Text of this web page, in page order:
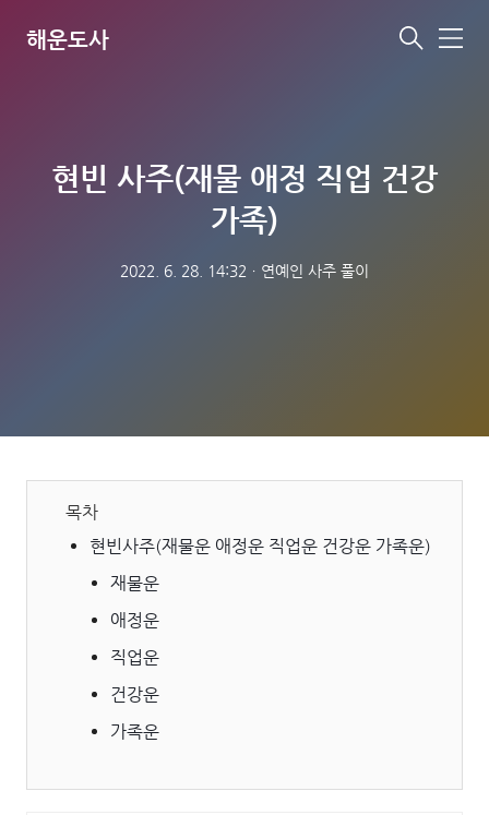
해운도사
메
현빈 사주(재물 애정 직업 건강
가족)
2022. 6. 28. 14:32 ㆍ 연예인 사주 풀이
목차
현빈사주(재물운 애정운 직업운 건강운 가족운)
재물운
애정운
직업운
건강운
가족운